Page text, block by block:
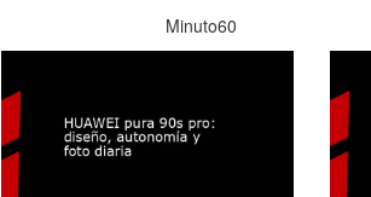
Minuto60